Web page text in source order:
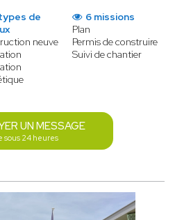
de
neuve
6 missions
Plan
Permis de construire
Suivi de chantier
UN MESSAGE
sous 24 heures